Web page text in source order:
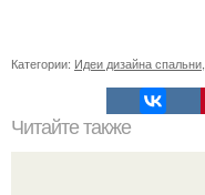
Категории: Идеи дизайна спальни,
Читайте также